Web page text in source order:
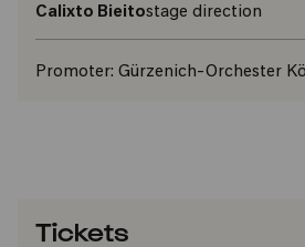
Calixto Bieitostage direction
Promoter: Gürzenich-Orchester
Tickets